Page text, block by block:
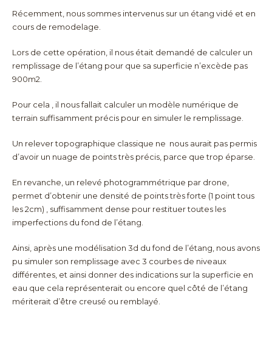
Récemment, nous sommes intervenus sur un étang vidé et en
cours de remodelage.
Lors de cette opération, il nous était demandé de calculer un
remplissage de l’étang pour que sa superficie n’excède pas
900m2.
Pour cela , il nous fallait calculer un modèle numérique de
terrain suffisamment précis pour en simuler le remplissage.
Un relever topographique classique ne nous aurait pas permis
d’avoir un nuage de points très précis, parce que trop éparse.
En revanche, un relevé photogrammétrique par drone,
permet d’obtenir une densité de points très forte (1 point tous
les 2cm) , suffisamment dense pour restituer toutes les
imperfections du fond de l’étang.
Ainsi, après une modélisation 3d du fond de l’étang, nous avons
pu simuler son remplissage avec 3 courbes de niveaux
différentes, et ainsi donner des indications sur la superficie en
eau que cela représenterait ou encore quel côté de l’étang
mériterait d’être creusé ou remblayé.